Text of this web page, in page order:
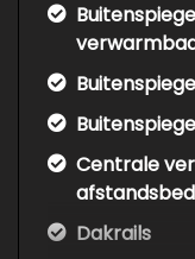
Centrale
Dakrails